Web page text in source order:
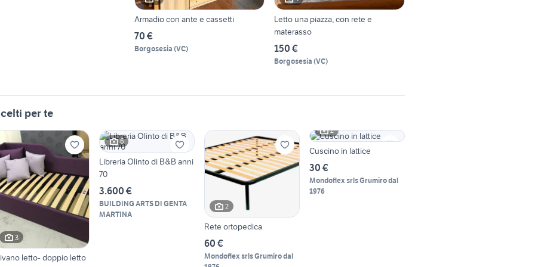
Armadio con ante e cassetti
70 €
Borgosesia (VC)
Letto una piazza, con rete e
materasso
150 €
Borgosesia (VC)
per te
3
letto- doppio letto
6
Libreria Olinto di B&B anni
70
3.600 €
BUILDING ARTS DI GENTA
MARTINA
2
Rete ortopedica
60 €
Mondoflex srls Grumiro dal
2
Cuscino in lattice
30 €
Mondoflex srls Grumiro dal
1976